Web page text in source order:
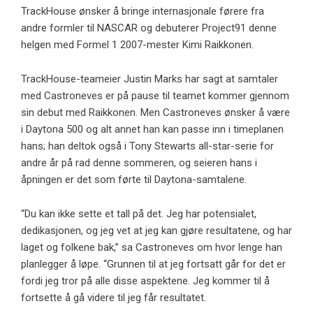
TrackHouse ønsker å bringe internasjonale førere fra
andre formler til NASCAR og debuterer Project91 denne
helgen med Formel 1 2007-mester Kimi Raikkonen.
TrackHouse-teameier Justin Marks har sagt at samtaler
med Castroneves er på pause til teamet kommer gjennom
sin debut med Raikkonen. Men Castroneves ønsker å være
i Daytona 500 og alt annet han kan passe inn i timeplanen
hans; han deltok også i Tony Stewarts all-star-serie for
andre år på rad denne sommeren, og seieren hans i
åpningen er det som førte til Daytona-samtalene.
“Du kan ikke sette et tall på det. Jeg har potensialet,
dedikasjonen, og jeg vet at jeg kan gjøre resultatene, og har
laget og folkene bak,” sa Castroneves om hvor lenge han
planlegger å løpe. “Grunnen til at jeg fortsatt går for det er
fordi jeg tror på alle disse aspektene. Jeg kommer til å
fortsette å gå videre til jeg får resultatet.